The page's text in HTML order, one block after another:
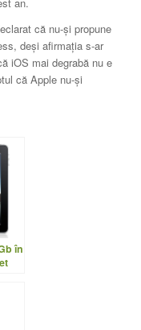
că nu-şi propune
deşi afirmaţia s-ar
iOS mai degrabă nu e
că Apple nu-şi
în